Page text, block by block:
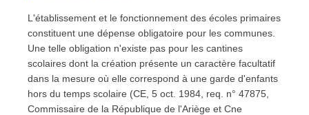
L'établissement et le fonctionnement des écoles primaires
constituent une dépense obligatoire pour les communes.
Une telle obligation n'existe pas pour les cantines
scolaires dont la création présente un caractère facultatif
dans la mesure où elle correspond à une garde d'enfants
hors du temps scolaire (CE, 5 oct. 1984, req. n° 47875,
Commissaire de la République de l'Ariège et Cne